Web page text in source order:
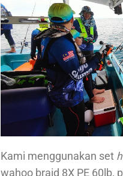
Kami menggunakan set
wahoo braid 8X PE 60lb,